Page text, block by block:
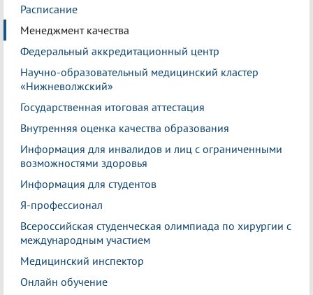
Расписание
Менеджмент качества
Федеральный аккредитационный центр
Научно-образовательный медицинский кластер
«Нижневолжский»
Государственная итоговая аттестация
Внутренняя оценка качества образования
Информация для инвалидов и лиц с ограниченными
возможностями здоровья
Информация для студентов
Я-профессионал
Всероссийская студенческая олимпиада по хирургии с
международным участием
Медицинский инспектор
Онлайн обучение